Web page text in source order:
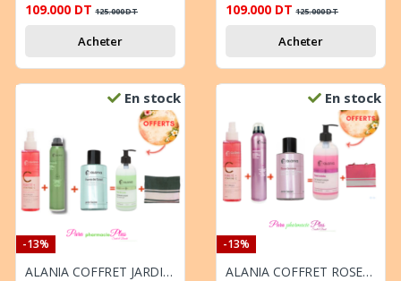
109.000 DT 125.000DT
Acheter
109.000 DT 125.000DT
Acheter
En stock
-13%
ALANIA COFFRET JARDIN SECRET FLEUR DE LUNE VIT C GEL NETTOYANT 250ML + EAU PARFUMEE CHEVEUX ET CORPS 100ML + DEODORANT PARFUME 200ML + GEL LAVANT CORPS 350ML ET SAC OFFERT
En stock
-13%
ALANIA COFFRET ROSE BOISEE PURETE+VIT C GEL NETTOYANT 250ML+ EAU PARFUMEE CHEVEUX ET CORPS 100ML+ DEODORANT PARFUME 200ML + GEL LAVANT CORPS 350ML ET SAC OFFERT